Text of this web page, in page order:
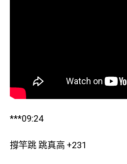
***09:24
撐竿跳 跳真高 +231